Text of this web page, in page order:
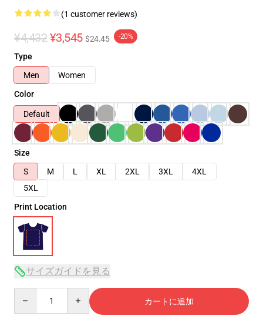
(1 customer reviews)
¥4,432 ¥3,545 $24.45 -20%
Type
Men
Women
Color
Default
Size
S
M L XL 2XL 3XL
4XL
5XL
Print Location
サイズガイドを見る
カートに追加